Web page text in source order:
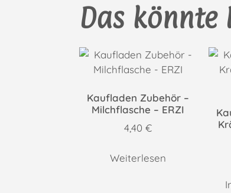
Das könnte
Kaufladen Zubehör –
Milchflasche – ERZI
4,40€
Weiterlesen